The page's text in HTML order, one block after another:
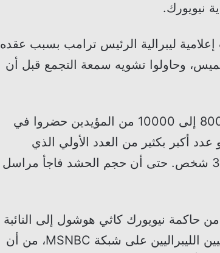
نيويورك.
ليبرالية الرئيس ترامب بسبب عقده
وحاولوا تشويه سمعة التجمع قبل أن
وذكرت صحيف نيويورك بوست أن ما بين 8000 إلى 10000 من المؤيدين حضروا في
أكبر بكثير من العدد الأولي الذي
توقعت حملة ترامب حضوره والذي بلغ 3500 شخص. حتى أن حجم الحشد فاجأ مراسل
حاكمة نيويورك كاثي هوشول إلى النائبة
ألكساندريا أوكازيو كورتيز، إلى جانب الصحفيين الليبراليين على شبكة MSNBC، من أن